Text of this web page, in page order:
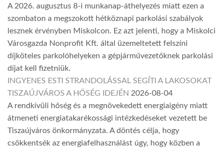
A 2026. augusztus 8-i munkanap-áthelyezés miatt ezen a
szombaton a megszokott hétköznapi parkolási szabályok
lesznek érvényben Miskolcon. Ez azt jelenti, hogy a Miskolci
Városgazda Nonprofit Kft. által üzemeltetett felszíni
díjköteles parkolóhelyeken a gépjárművezetőknek parkolási
díjat kell fizetniük.
INGYENES ESTI STRANDOLÁSSAL SEGÍTI A LAKOSOKAT
TISZAÚJVÁROS A HŐSÉG IDEJÉN 2026-08-04
A rendkívüli hőség és a megnövekedett energiaigény miatt
átmeneti energiatakarékossági intézkedéseket vezetett be
Tiszaújváros önkormányzata. A döntés célja, hogy
csökkentsék az energiafelhasználást úgy, hogy közben a